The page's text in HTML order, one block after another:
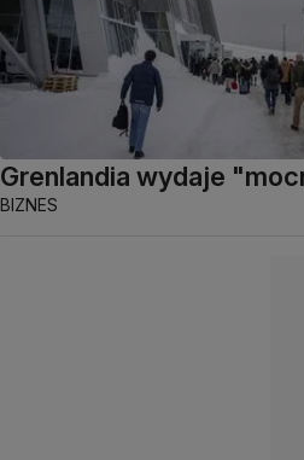
Grenlandia wydaje
BIZNES